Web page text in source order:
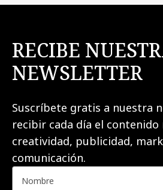
RECIBE
NEWSLETTER
Suscríbete gratis a nuestra
recibir cada día el
creatividad, publicidad,
comunicación.